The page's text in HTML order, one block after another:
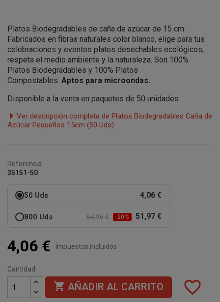
Platos Biodegradables de caña de azúcar de 15 cm.
Fabricados en fibras naturales color blanco, elige para tus
celebraciones y eventos platos desechables ecológicos,
respeta el medio ambiente y la naturaleza. Son 100%
Platos Biodegradables y 100% Platos
Compostables. Aptos para microondas.
Disponible a la venta en paquetes de 50 unidades.
Ver descripción completa de Platos Biodegradables Caña de
Azúcar Pequeños 15cm (50 Uds)
Referencia
35151-50
50 Uds 4,06 €
800 Uds 64,96 € -20% 51,97 €
4,06 € Impuestos incluidos
Cantidad
 AÑADIR AL CARRITO favorite_border